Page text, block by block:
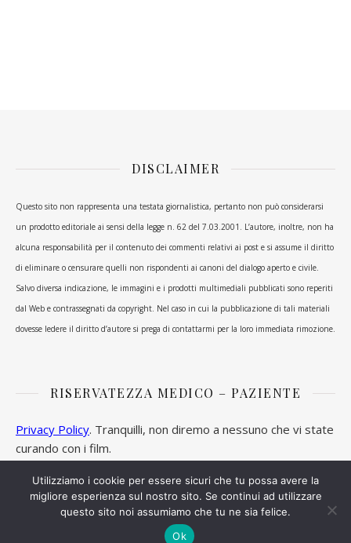
DISCLAIMER
Questo sito non rappresenta una testata giornalistica, pertanto non può considerarsi
un prodotto editoriale ai sensi della legge n. 62 del 7.03.2001. L’autore, inoltre, non ha
alcuna responsabilità per il contenuto dei commenti relativi ai post e si assume il diritto
di eliminare o censurare quelli non rispondenti ai canoni del dialogo aperto e civile.
Salvo diversa indicazione, le immagini e i prodotti multimediali pubblicati sono reperiti
dal Web e contrassegnati da copyright. Nel caso in cui la pubblicazione di tali materiali
dovesse ledere il diritto d’autore si prega di contattarmi per la loro immediata rimozione.
RISERVATEZZA MEDICO – PAZIENTE
Privacy Policy. Tranquilli, non diremo a nessuno che vi state
curando con i film.
Ashe Tema di WP Royal
Utilizziamo i cookie per essere sicuri che tu possa avere la
migliore esperienza sul nostro sito. Se continui ad utilizzare
questo sito noi assumiamo che tu ne sia felice.
Ok